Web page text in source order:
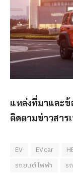
แหล่งที่มาและข้
ติดตามข่าวสาร
EV EVcar
รถยนต์ไฟฟ้า
ร